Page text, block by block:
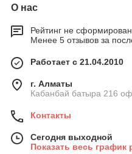
О нас
Рейтинг не сформирован
Менее 5 отзывов за
Работает с 21.04.2010
г. Алматы
Кабанбай батыра 216
Контакты
Сегодня выходной
Показать весь график